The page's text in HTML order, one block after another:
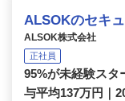
ALSOKのセキ
ALSOK株式会社
正社員
95%が未経験スタ
与平均137万円｜